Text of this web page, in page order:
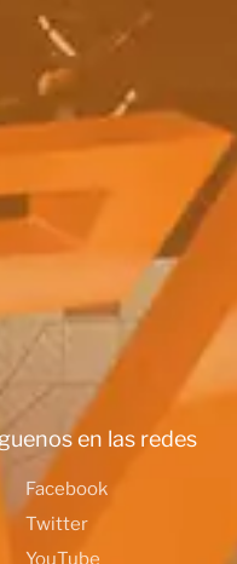
en las redes
Facebook
Twitter
YouTube